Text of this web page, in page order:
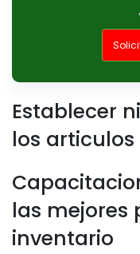
Establecer
los
las mejores
inventario